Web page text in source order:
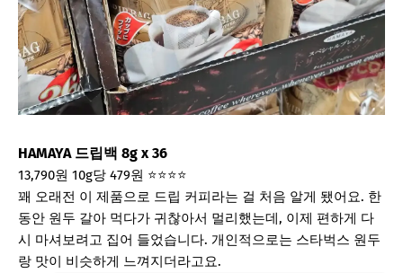
HAMAYA 드립백 8g x 36
13,790원 10g당 479원 ⭐⭐⭐⭐
꽤 오래전 이 제품으로 드립 커피라는 걸 처음 알게 됐어요. 한
동안 원두 갈아 먹다가 귀찮아서 멀리했는데, 이제 편하게 다
시 마셔보려고 집어 들었습니다. 개인적으로는 스타벅스 원두
랑 맛이 비슷하게 느껴지더라고요.